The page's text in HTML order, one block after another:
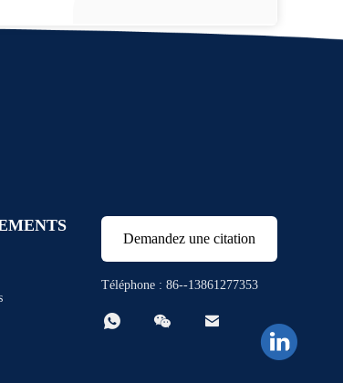
Demandez une citation
Téléphone : 86--13861277353
  